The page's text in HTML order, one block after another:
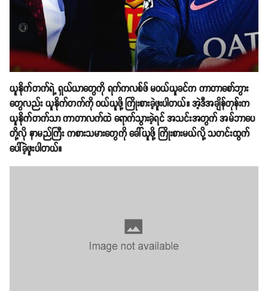
ယူနိုက်တက်ရဲ့ ရှယ်ယာတွေကို ရက်ကလစ်ဖ် မဝယ်ယူခင်က ကာတာစော်ဘွား
တွေလည်း ယူနိုက်တက်ကို ဝယ်ယူဖို့ ကြိုးစားခဲ့ဖူးပါတယ်။ အဲ့ဒီအချိန်တုန်းက
ယူနိုက်တက်သာ ကာတာလက်ထဲ ရောက်သွားခဲ့ရင် အသင်းအတွက် အမ်ဘာပေ
တို့လို နာမည်ကြီး ကစားသမားတွေကို ခေါ်ယူဖို့ ကြိုးစားမယ်လို့ သတင်းထွက်
ပေါ်ခဲ့ဖူးပါတယ်။